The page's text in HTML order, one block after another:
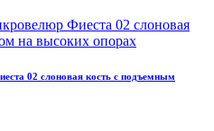
02 слоновая кость с подъемным